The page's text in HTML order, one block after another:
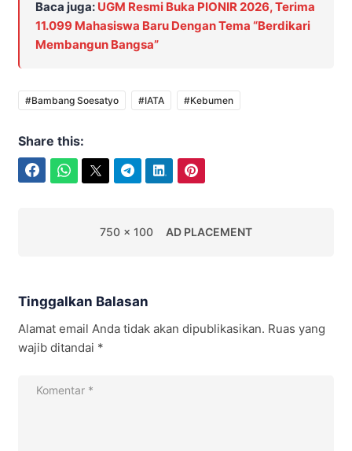
Baca juga: UGM Resmi Buka PIONIR 2026, Terima
11.099 Mahasiswa Baru Dengan Tema “Berdikari
Membangun Bangsa”
#Bambang Soesatyo #IATA #Kebumen
Share this:
750 x 100 AD PLACEMENT
Tinggalkan Balasan
Alamat email Anda tidak akan dipublikasikan. Ruas yang
wajib ditandai *